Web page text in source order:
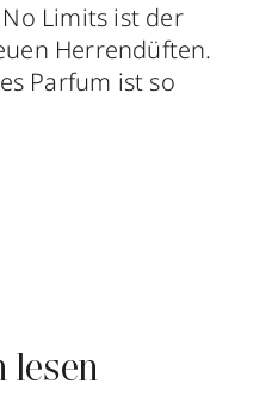
Limits ist der
Herrendüften.
Parfum ist so
lesen